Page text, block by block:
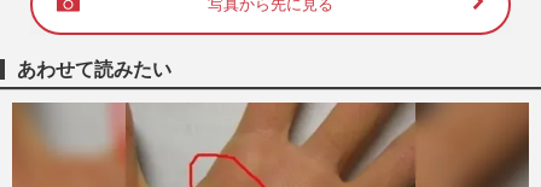
写真から先に見る
あわせて読みたい